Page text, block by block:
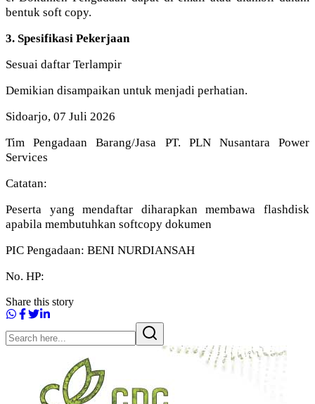
bentuk soft copy.
3. Spesifikasi Pekerjaan
Sesuai daftar Terlampir
Demikian disampaikan untuk menjadi perhatian.
Sidoarjo, 07 Juli 2026
Tim Pengadaan Barang/Jasa PT. PLN Nusantara Power
Services
Catatan:
Peserta yang mendaftar diharapkan membawa flashdisk
apabila membutuhkan softcopy dokumen
PIC Pengadaan: BENI NURDIANSAH
No. HP:
Share this story